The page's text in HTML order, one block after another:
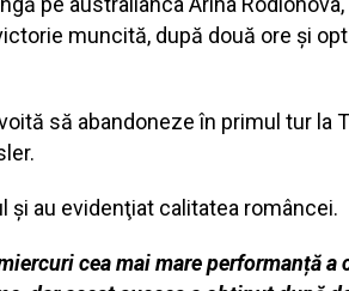
muncită, după două ore și
să abandoneze în primul tur la
şi au evidenţiat calitatea româncei.
cea mai mare performanță